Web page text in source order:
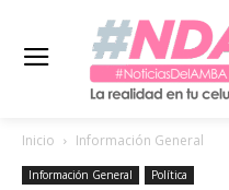
Inicio Información General
Información General Política